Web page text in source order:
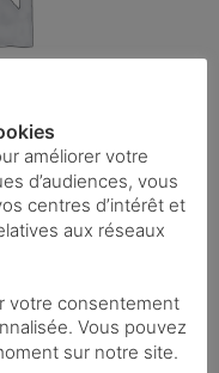
améliorer votre
d’audiences, vous
centres d’intérêt et
aux réseaux
votre consentement
Vous pouvez
sur notre site.